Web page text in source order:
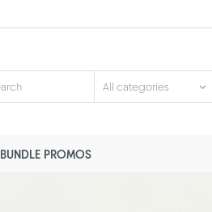
BUNDLE PROMOS